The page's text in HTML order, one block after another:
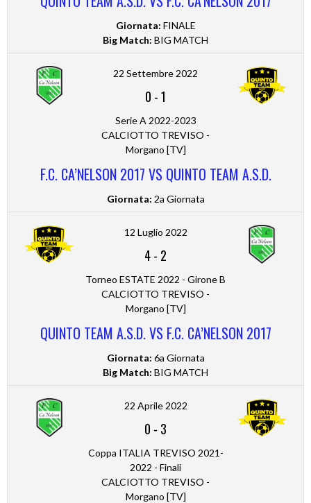
Giornata: FINALE
Big Match: BIG MATCH
22 Settembre 2022
0 -1
Serie A 2022-2023
CALCIOTTO TREVISO -
Morgano [TV]
F.C. CA’NELSON 2017 VS QUINTO TEAM A.S.D.
Giornata: 2a Giornata
12 Luglio 2022
4- 2
Torneo ESTATE 2022 - Girone B
CALCIOTTO TREVISO -
Morgano [TV]
QUINTO TEAM A.S.D. VS F.C. CA’NELSON 2017
Giornata: 6a Giornata
Big Match: BIG MATCH
22 Aprile 2022
0 - 3
Coppa ITALIA TREVISO 2021-
2022 - Finali
CALCIOTTO TREVISO -
Morgano [TV]